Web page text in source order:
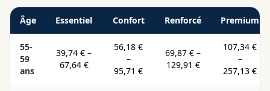
Âge Essentiel Confort Renforcé Premium
55-
59
ans
39,74 € –
67,64 €
56,18 €
–
95,71 €
69,87 € –
129,91 €
107,34 €
–
257,13 €